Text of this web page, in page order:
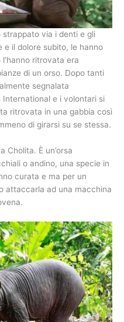
strappato via i denti e gli
il dolore subito, le hanno
ritrovata era
di un orso. Dopo tanti
segnalata
International e i volontari si
ritrovata in una gabbia così
di girarsi su se stessa.
Cholita. È un’orsa
o andino, una specie in
curata e ma per un
attaccarla ad una macchina